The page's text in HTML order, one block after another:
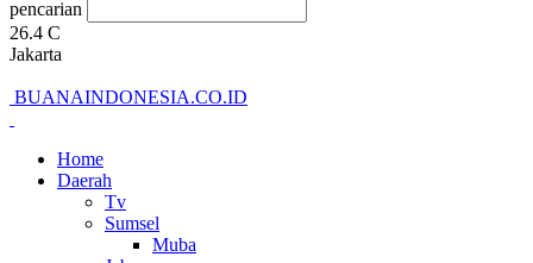
pencarian
26.4 C
Jakarta
BUANAINDONESIA.CO.ID
Home
Daerah
Tv
Sumsel
Muba